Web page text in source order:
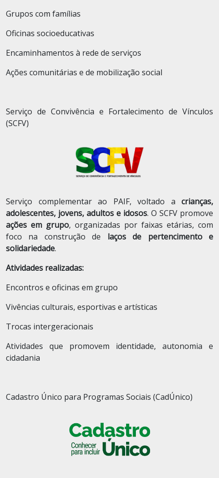
Grupos com famílias
Oficinas socioeducativas
Encaminhamentos à rede de serviços
Ações comunitárias e de mobilização social
Serviço de Convivência e Fortalecimento de Vínculos
(SCFV)
Serviço complementar ao PAIF, voltado a crianças,
adolescentes, jovens, adultos e idosos. O SCFV promove
ações em grupo, organizadas por faixas etárias, com
foco na construção de laços de pertencimento e
solidariedade.
Atividades realizadas:
Encontros e oficinas em grupo
Vivências culturais, esportivas e artísticas
Trocas intergeracionais
Atividades que promovem identidade, autonomia e
cidadania
Cadastro Único para Programas Sociais (CadÚnico)